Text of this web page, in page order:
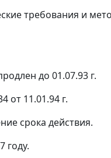
требования и
до 01.07.93 г.
от 11.01.94 г.
срока действия.
году.